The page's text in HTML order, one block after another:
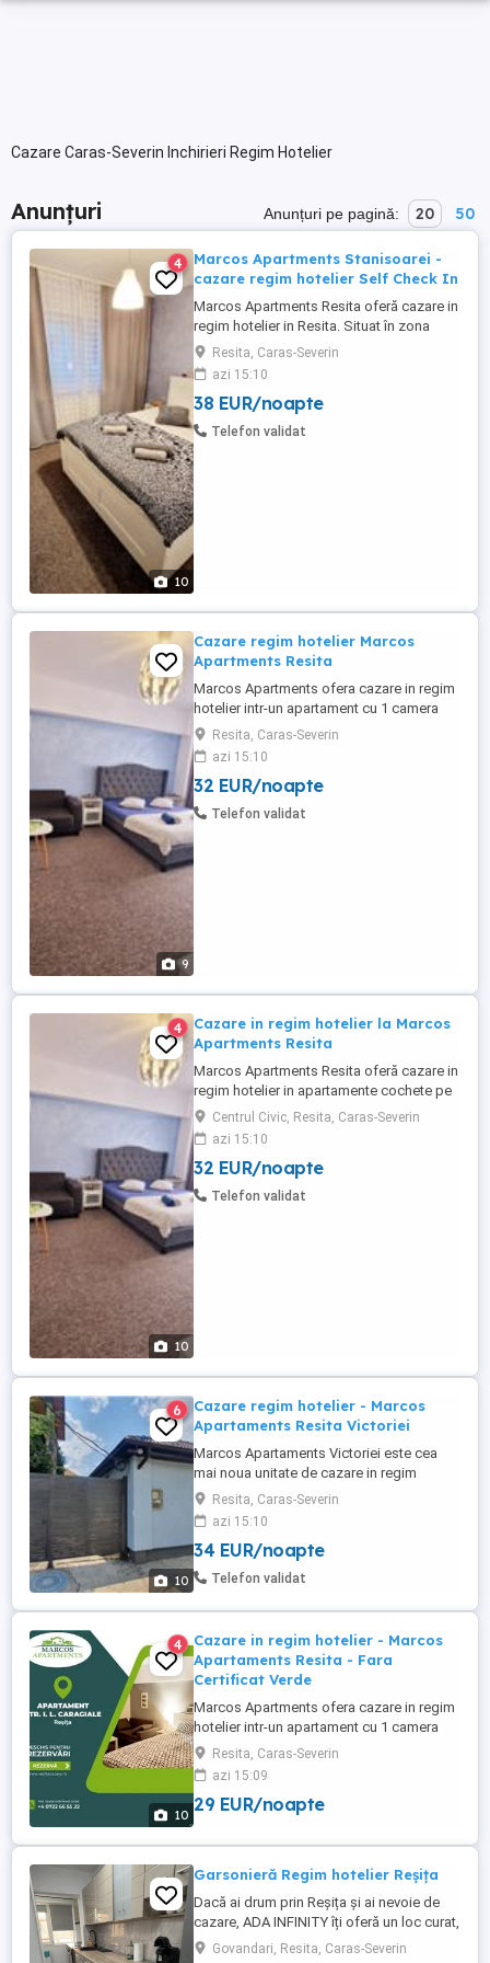
Cazare Caras-Severin Inchirieri Regim Hotelier
Anunțuri Anunțuri pe pagină: 20 50
10
4
Marcos Apartments Stanisoarei -
cazare regim hotelier Self Check In
Marcos Apartments Resita oferă cazare in
regim hotelier in Resita. Situat în zona
Govândari, apartamentul în suprafață de
54 mp, include două dormitoare cu pat
matrimonial și saltea MemoryFoam,
canapea extensibilă box- spring, bucătărie
complet utilată, zonă de dining și baie cu
Resita, Caras-Severin
azi 15:10
38 EUR/noapte
Telefon validat
9
Cazare regim hotelier Marcos
Apartments Resita
Marcos Apartments ofera cazare in regim
hotelier intr-un apartament cu 1 camera
situat in Resita, in zona Centru-civic, langa
LIDL, la doar 3 minute de piata centrala.
Se poate închiria pe termen scurt sau
lung, pentru delegatii ale firmelor.
Capacitate totala: 3 persoane,
Resita, Caras-Severin
azi 15:10
32 EUR/noapte
Telefon validat
10
4
Cazare in regim hotelier la Marcos
Apartments Resita
Marcos Apartments Resita oferă cazare in
regim hotelier in apartamente cochete pe
toata raza localitătii Reșița. Apartament
modern cu 1 dormitor, dispune de balcon
cu priveliște spre pădure, la doar 2 minute
de Centrul Civic din Reșița, este amplasat
într-o zonă linistită și accesibilă la doar 50
Centrul Civic, Resita, Caras-Severin
azi 15:10
32 EUR/noapte
Telefon validat
10
6
Cazare regim hotelier - Marcos
Apartaments Resita Victoriei
Marcos Apartaments Victoriei este cea
mai noua unitate de cazare in regim
hotelier pusa la dispozitia oaspetilor care
vor sa se bucure de intimitate si confort la
5 minute de Centrul Civic al Resitei. Locatia
noastra dispune de 3 apartamente
distincte, compuse din dormitor, baie si
Resita, Caras-Severin
azi 15:10
34 EUR/noapte
Telefon validat
10
4
Cazare in regim hotelier - Marcos
Apartaments Resita - Fara
Certificat Verde
Marcos Apartments ofera cazare in regim
hotelier intr-un apartament cu 1 camera
situat in Resita, in zona Centru-civic, langa
Hotel Rogge, la doar 1 minut de piata
centrala. Se poate închiria pe termen scurt
sau lung, pentru delegatii ale firmelor.
Apartamentul dispune ...
Resita, Caras-Severin
azi 15:09
29 EUR/noapte
Garsonieră Regim hotelier Reșița
Dacă ai drum prin Reșița și ai nevoie de
cazare, ADA INFINITY îți oferă un loc curat,
îngrijit și gata să te primească oricând.
Govandari, Resita, Caras-Severin